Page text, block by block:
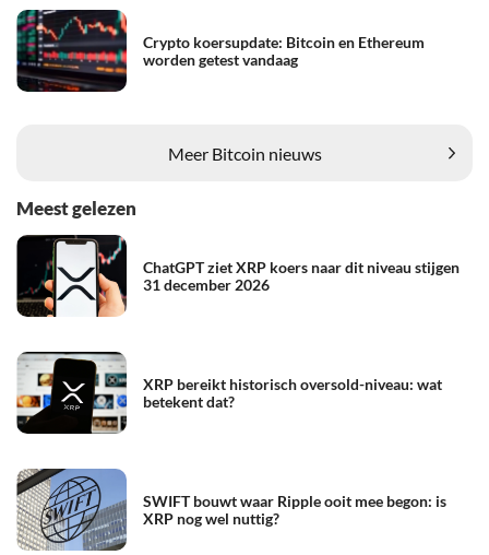
Crypto koersupdate: Bitcoin en Ethereum
worden getest vandaag
Meer Bitcoin nieuws
Meest gelezen
ChatGPT ziet XRP koers naar dit niveau stijgen
31 december 2026
XRP bereikt historisch oversold-niveau: wat
betekent dat?
SWIFT bouwt waar Ripple ooit mee begon: is
XRP nog wel nuttig?